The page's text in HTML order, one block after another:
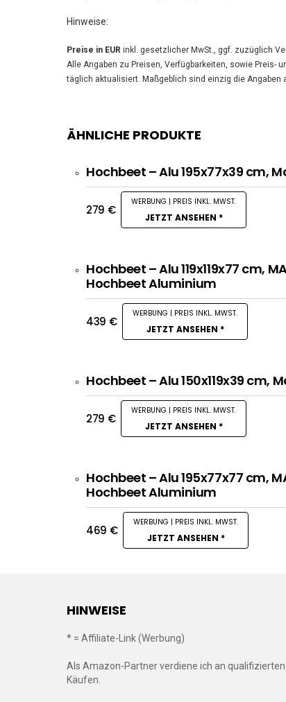
Hinweise:
Preise in EUR inkl. gesetzlicher MwSt., ggf. zuzüglich
Alle Angaben zu Preisen, Verfügbarkeiten, sowie
täglich aktualisiert. Maßgeblich sind einzig die Angaben
ÄHNLICHE PRODUKTE
Hochbeet – Alu 195x77x39 cm,
279 €
JETZT ANSEHEN *
Hochbeet – Alu 119x119x77 cm,
Hochbeet Aluminium
439 €
JETZT ANSEHEN *
Hochbeet – Alu 150x119x39 cm,
279 €
JETZT ANSEHEN *
Hochbeet – Alu 195x77x77 cm,
Hochbeet Aluminium
469 €
JETZT ANSEHEN *
HINWEISE
* = Affiliate-Link (Werbung)
Als Amazon-Partner verdiene ich an qualifizierten
Käufen.